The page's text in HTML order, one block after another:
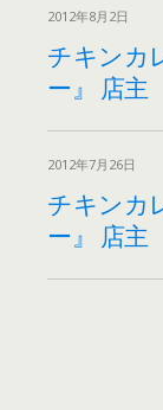
2012年8月2日
チキンカ
ー』 店主
2012年7月26日
チキンカ
ー』 店主